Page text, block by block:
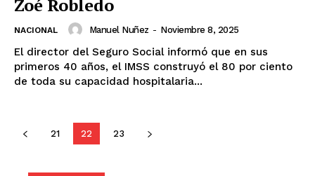
Zoé Robledo
NACIONAL Manuel Nuñez - Noviembre 8, 2025
El director del Seguro Social informó que en sus
primeros 40 años, el IMSS construyó el 80 por ciento
de toda su capacidad hospitalaria...
21 22 23